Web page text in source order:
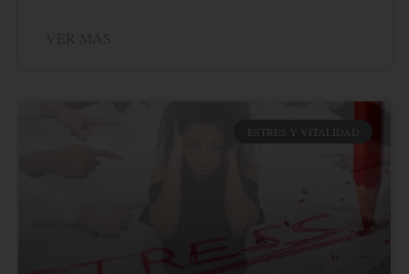
ESTRÉS Y VITALIDAD